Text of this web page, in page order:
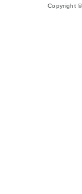
Copyright